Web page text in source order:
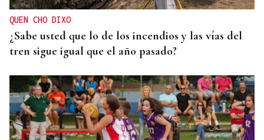
QUEN CHO DIXO
¿Sabe usted que lo de los incendios y las vías del
tren sigue igual que el año pasado?